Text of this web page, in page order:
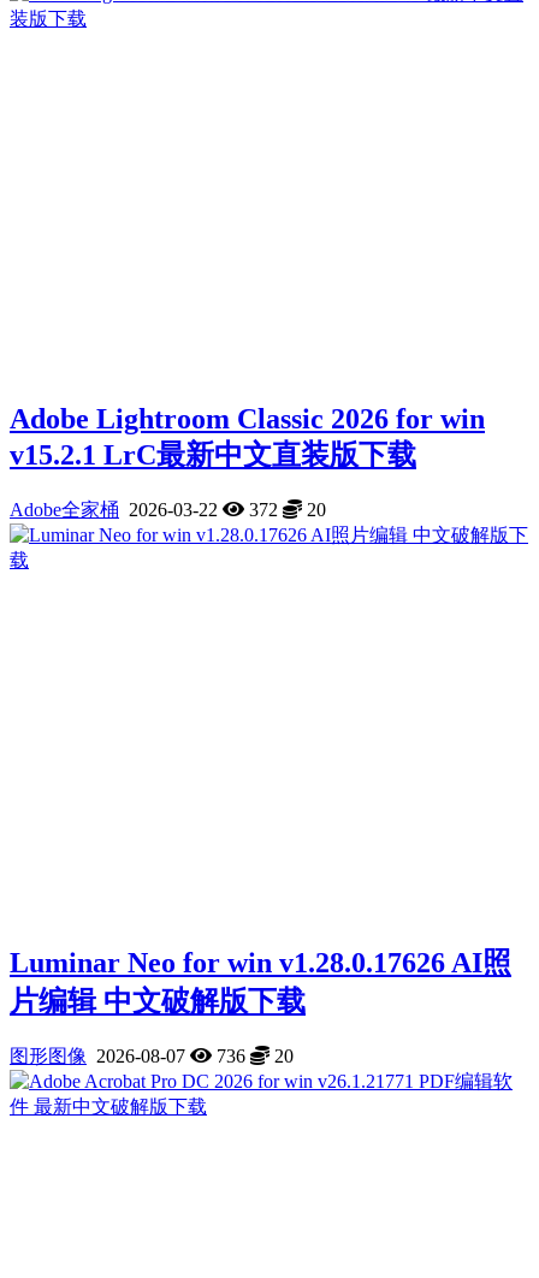
Adobe Lightroom Classic 2026 for win
v15.2.1 LrC最新中文直装版下载
Adobe全家桶 2026-03-22 372 20
Luminar Neo for win v1.28.0.17626 AI照
片编辑 中文破解版下载
图形图像 2026-08-07 736 20